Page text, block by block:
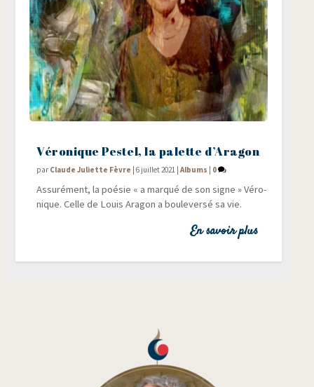
Véronique Pestel, la palette d’Aragon
par Claude Juliette Fèvre |6 juillet 2021 |Albums | 0
Assu­ré­ment, la poé­sie « a mar­qué de son signe » Véro­
nique. Celle de Louis Ara­gon a bou­le­ver­sé sa vie.
En savoir plus